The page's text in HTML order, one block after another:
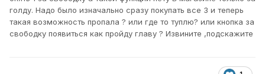
голду. Надо было изначально сразу покупать все 3 и теперь
такая возможность пропала ? или где то туплю? или кнопка за
свободку появиться как пройду главу ? Извините ,подскажите